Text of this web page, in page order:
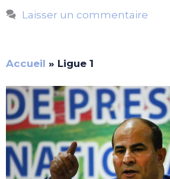
Laisser un commentaire
Accueil » Ligue 1